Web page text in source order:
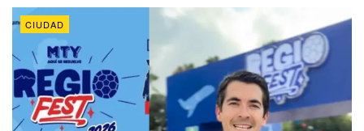
CIUDAD